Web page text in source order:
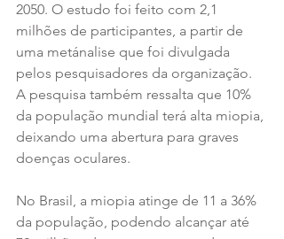
2050. O estudo foi feito com 2,1
milhões de participantes, a partir de
uma metánalise que foi divulgada
pelos pesquisadores da organização.
A pesquisa também ressalta que 10%
da população mundial terá alta miopia,
deixando uma abertura para graves
doenças oculares.
No Brasil, a miopia atinge de 11 a 36%
da população, podendo alcançar até